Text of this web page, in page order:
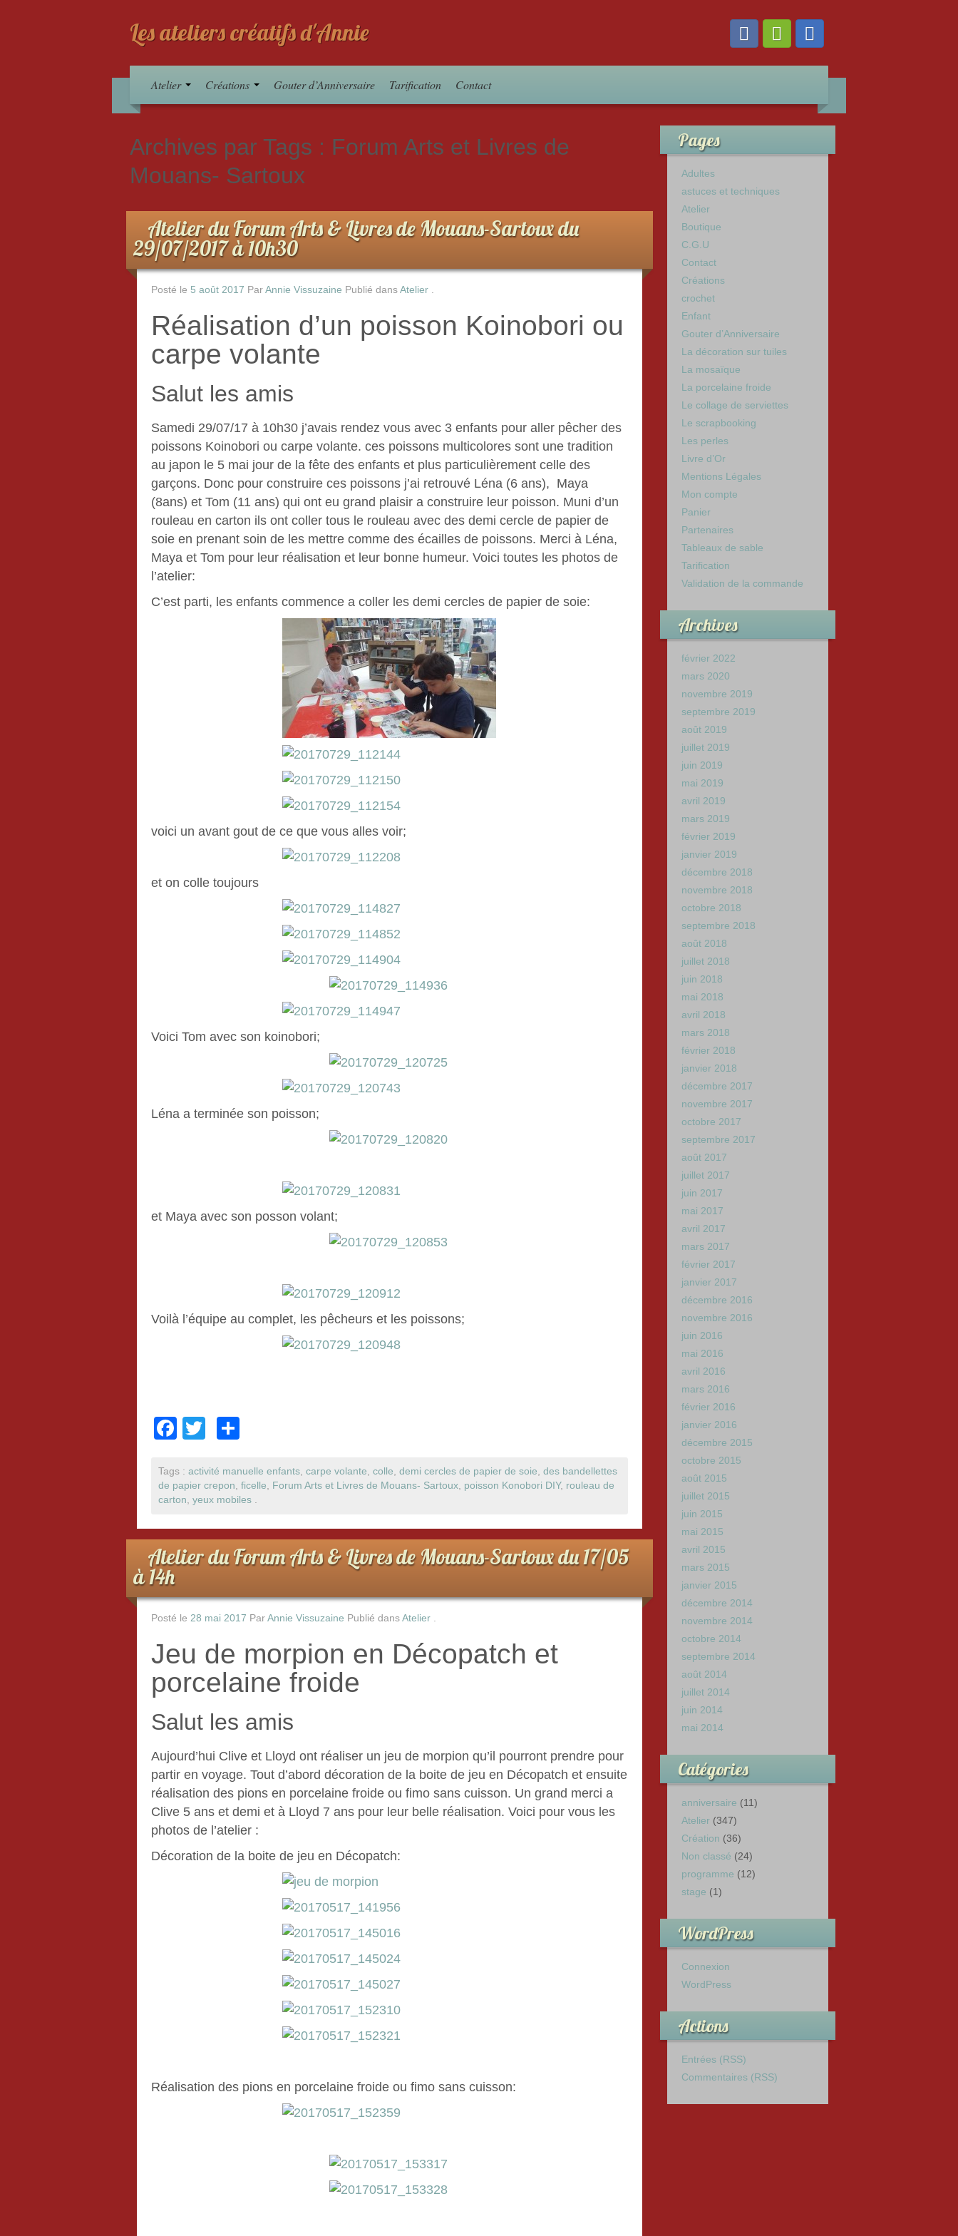
Les ateliers créatifs d'Annie
Atelier Créations Gouter d’Anniversaire Tarification Contact
Archives par Tags : Forum Arts et Livres de
Mouans- Sartoux
Atelier du Forum Arts & Livres de Mouans-Sartoux du
29/07/2017 à 10h30
Posté le 5 août 2017 Par Annie Vissuzaine Publié dans Atelier .
Réalisation d’un poisson Koinobori ou
carpe volante
Salut les amis
Samedi 29/07/17 à 10h30 j’avais rendez vous avec 3 enfants pour aller pêcher des
poissons Koinobori ou carpe volante. ces poissons multicolores sont une tradition
au japon le 5 mai jour de la fête des enfants et plus particulièrement celle des
garçons. Donc pour construire ces poissons j’ai retrouvé Léna (6 ans), Maya
(8ans) et Tom (11 ans) qui ont eu grand plaisir a construire leur poisson. Muni d’un
rouleau en carton ils ont coller tous le rouleau avec des demi cercle de papier de
soie en prenant soin de les mettre comme des écailles de poissons. Merci à Léna,
Maya et Tom pour leur réalisation et leur bonne humeur. Voici toutes les photos de
l’atelier:
C’est parti, les enfants commence a coller les demi cercles de papier de soie:
voici un avant gout de ce que vous alles voir;
et on colle toujours
Voici Tom avec son koinobori;
Léna a terminée son poisson;
et Maya avec son posson volant;
Voilà l’équipe au complet, les pêcheurs et les poissons;
F
c
e
o
o
tt
er
ta
g
Tags : activité manuelle enfants, carpe volante, colle, demi cercles de papier de soie, des bandellettes
de papier crepon, ficelle, Forum Arts et Livres de Mouans- Sartoux, poisson Konobori DIY, rouleau de
carton, yeux mobiles .
Atelier du Forum Arts & Livres de Mouans-Sartoux du 17/05
à 14h
Posté le 28 mai 2017 Par Annie Vissuzaine Publié dans Atelier .
Jeu de morpion en Décopatch et
porcelaine froide
Salut les amis
Aujourd’hui Clive et Lloyd ont réaliser un jeu de morpion qu’il pourront prendre pour
partir en voyage. Tout d’abord décoration de la boite de jeu en Décopatch et ensuite
réalisation des pions en porcelaine froide ou fimo sans cuisson. Un grand merci a
Clive 5 ans et demi et à Lloyd 7 ans pour leur belle réalisation. Voici pour vous les
photos de l’atelier :
Décoration de la boite de jeu en Décopatch:
Réalisation des pions en porcelaine froide ou fimo sans cuisson:
Pages
Adultes
astuces et techniques
Atelier
Boutique
C.G.U
Contact
Créations
crochet
Enfant
Gouter d’Anniversaire
La décoration sur tuiles
La mosaïque
La porcelaine froide
Le collage de serviettes
Le scrapbooking
Les perles
Livre d’Or
Mentions Légales
Mon compte
Panier
Partenaires
Tableaux de sable
Tarification
Validation de la commande
Archives
février 2022
mars 2020
novembre 2019
septembre 2019
août 2019
juillet 2019
juin 2019
mai 2019
avril 2019
mars 2019
février 2019
janvier 2019
décembre 2018
novembre 2018
octobre 2018
septembre 2018
août 2018
juillet 2018
juin 2018
mai 2018
avril 2018
mars 2018
février 2018
janvier 2018
décembre 2017
novembre 2017
octobre 2017
septembre 2017
août 2017
juillet 2017
juin 2017
mai 2017
avril 2017
mars 2017
février 2017
janvier 2017
décembre 2016
novembre 2016
juin 2016
mai 2016
avril 2016
mars 2016
février 2016
janvier 2016
décembre 2015
octobre 2015
août 2015
juillet 2015
juin 2015
mai 2015
avril 2015
mars 2015
janvier 2015
décembre 2014
novembre 2014
octobre 2014
septembre 2014
août 2014
juillet 2014
juin 2014
mai 2014
Catégories
anniversaire (11)
Atelier(347)
Création (36)
Non classé (24)
programme (12)
stage (1)
WordPress
Connexion
WordPress
Actions
Entrées (RSS)
Commentaires (RSS)